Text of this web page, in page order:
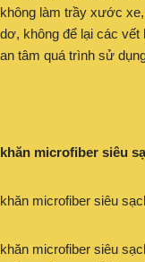
không làm trầy xước
dơ, không để lại các vết
an tâm quá trình sử
khăn microfiber siêu
khăn microfiber siêu
khăn microfiber siêu